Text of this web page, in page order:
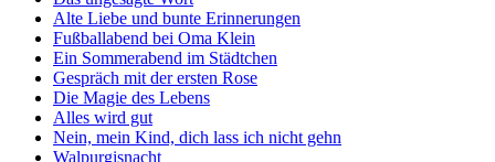
Alte Liebe und bunte Erinnerungen
Fußballabend bei Oma Klein
Ein Sommerabend im Städtchen
Gespräch mit der ersten Rose
Die Magie des Lebens
Alles wird gut
Nein, mein Kind, dich lass ich nicht gehn
Walpurgisnacht